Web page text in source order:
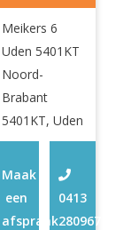
Meikers 6
Uden 5401KT
Noord-
Brabant
5401KT, Uden
0413
280967
Maak
een
afspraak